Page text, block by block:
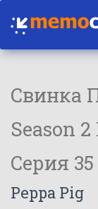
Свинка
Season
Серия 35
Peppa Pig